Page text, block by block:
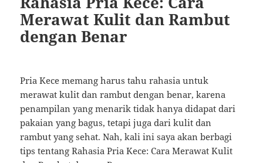
Merawat Kulit dan Rambut
dengan Benar
Pria Kece memang harus tahu rahasia untuk
merawat kulit dan rambut dengan benar, karena
penampilan yang menarik tidak hanya didapat dari
pakaian yang bagus, tetapi juga dari kulit dan
rambut yang sehat. Nah, kali ini saya akan berbagi
tips tentang Rahasia Pria Kece: Cara Merawat Kulit